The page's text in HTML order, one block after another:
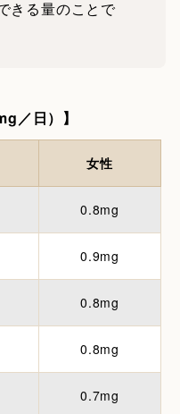
きる量のことで
／日）】
女性
0.8mg
0.9mg
0.8mg
0.8mg
0.7mg